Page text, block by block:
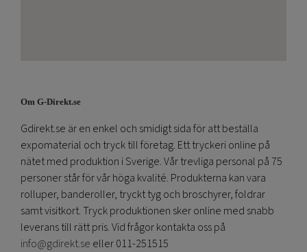
Om G-Direkt.se
Gdirekt.se är en enkel och smidigt sida för att beställa
expomaterial och tryck till företag. Ett tryckeri online på
nätet med produktion i Sverige. Vår trevliga personal på 75
personer står för vår höga kvalité. Produkterna kan vara
rolluper, banderoller, tryckt tyg och broschyrer, foldrar
samt visitkort. Tryck produktionen sker online med snabb
leverans till rätt pris. Vid frågor kontakta oss på
info@gdirekt.se eller 011-251515